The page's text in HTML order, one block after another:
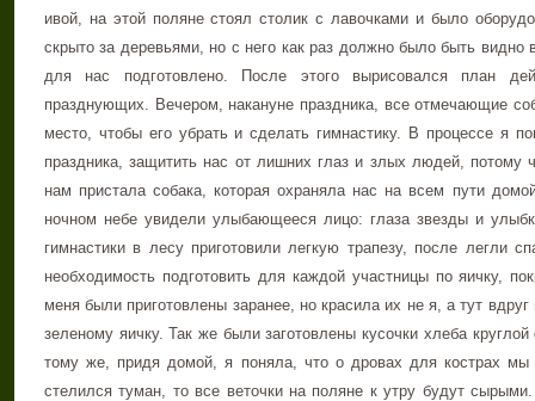
ивой, на этой поляне стоял столик с лавочками и было
скрыто за деревьями, но с него как раз должно было быть видно
для нас подготовлено. После этого вырисовался план
празднующих. Вечером, накануне праздника, все отмечающие
место, чтобы его убрать и сделать гимнастику. В процессе я
праздника, защитить нас от лишних глаз и злых людей,
нам пристала собака, которая охраняла нас на всем пути
ночном небе увидели улыбающееся лицо: глаза звезды и
гимнастики в лесу приготовили легкую трапезу, после легли
необходимость подготовить для каждой участницы по яичку,
меня были приготовлены заранее, но красила их не я, а тут
зеленому яичку. Так же были заготовлены кусочки хлеба
тому же, придя домой, я поняла, что о дровах для кострах мы
стелился туман, то все веточки на поляне к утру будут